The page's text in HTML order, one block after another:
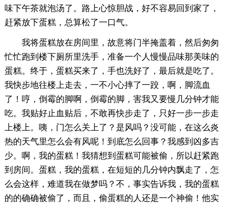
味下午茶就泡汤了。路上心惊胆战，好不容易回到家了，
赶紧放下蛋糕，总算松了一口气。
我将蛋糕放在房间里，故意将门半掩盖着，然后匆匆
忙忙跑到楼下厕所里洗手，准备一个人慢慢品味那美味的
蛋糕。终于，蛋糕买来了，手也洗好了，最后就是吃了。
我快步地往楼上走去，一不小心摔了一跤，啊，脚流血
了！哼，倒霉的脚啊，倒霉的脚，害我又要慢几分钟才能
吃。我贴好止血贴后，不敢再快步走了，只好一步一步走
上楼上。咦，门怎么关上了？是风吗？没可能，在这么炎
热的天气里怎么会有风呢！到底怎么回事？我感到凶多吉
少。啊，我的蛋糕！我猜想到蛋糕可能被偷，所以赶紧跑
到房间。蛋糕，我的蛋糕，在短短的几分钟内飘走了，怎
么会这样，难道我在做梦吗？不，事实告诉我，我的蛋糕
的的确确被偷了，而且，偷蛋糕的人还是一个神偷！他实